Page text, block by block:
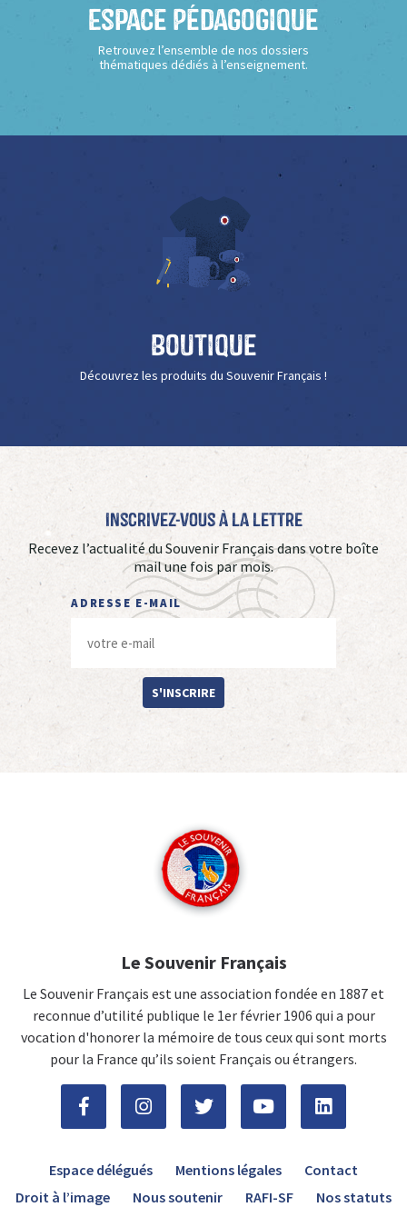
Espace Pédagogique
Retrouvez l’ensemble de nos dossiers
thématiques dédiés à l’enseignement.
Boutique
Découvrez les produits du Souvenir Français !
Inscrivez-vous à La Lettre
Recevez l’actualité du Souvenir Français dans votre boîte
mail une fois par mois.
ADRESSE E-MAIL
S'INSCRIRE
Le Souvenir Français
Le Souvenir Français est une association fondée en 1887 et
reconnue d’utilité publique le 1er février 1906 qui a pour
vocation d'honorer la mémoire de tous ceux qui sont morts
pour la France qu’ils soient Français ou étrangers.
Espace délégués Mentions légales
Contact
Droit à l’image
Nous soutenir RAFI-SF Nos statuts